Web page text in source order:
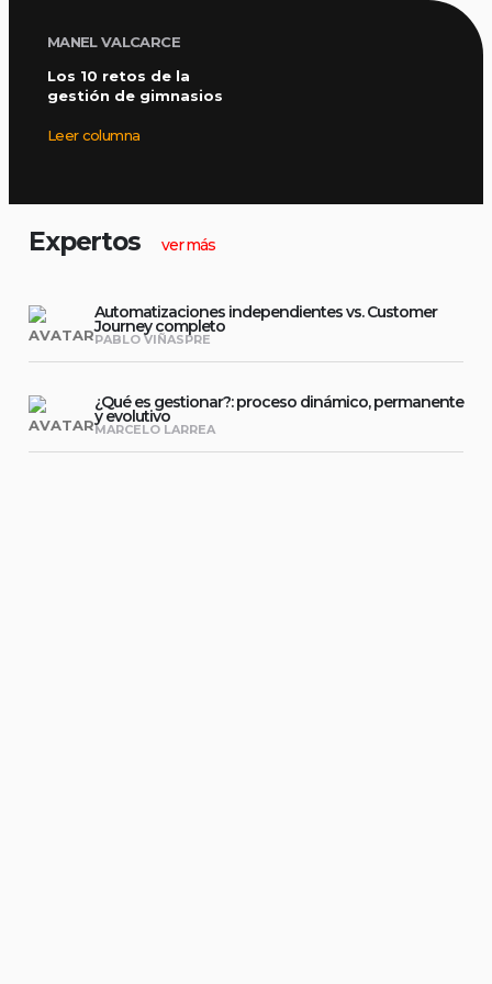
MANEL VALCARCE
Los 10 retos de la
gestión de gimnasios
Leer columna
Expertos ver más
Automatizaciones independientes vs. Customer
Journey completo
PABLO VIÑASPRE
¿Qué es gestionar?: proceso dinámico, permanente
y evolutivo
MARCELO LARREA